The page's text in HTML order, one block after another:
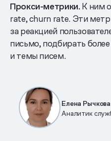
Прокси-метрики. К ним
rate, churn rate. Эти
за реакцией
письмо, подбирать
и темы писем.
Елена Рычкова
Аналитик